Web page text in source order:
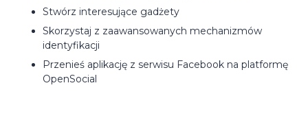
Stwórz interesujące gadżety
Skorzystaj z zaawansowanych mechanizmów
identyfikacji
Przenieś aplikację z serwisu Facebook na platformę
OpenSocial